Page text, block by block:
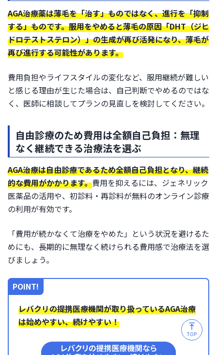
AGA治療薬は薄毛を「治す」ものではなく、進行を「抑制
する」ものです。服用をやめると薄毛の原因「DHT（ジヒ
ドロテストステロン）」の生成が再び活発になり、薄毛が
再び進行する可能性があります。
費用負担やライフスタイルの変化など、服用継続が難しい
と感じる理由が生じた場合は、自己判断でやめるのではな
く、医師に相談してプランの見直しを検討してください。
自由診療のため費用は全額自己負担：無理
なく継続できる治療法を選ぶ
AGA治療は自由診療であるため全額自己負担となり、継続
的な費用がかかります。費用を抑えるには、ジェネリック
医薬品の活用や、初診料・再診料が無料のオンライン診療
の利用が有効です。
「費用が続かなくて治療をやめた」という状況を避けるた
めにも、長期的に無理なく続けられる費用感で治療法を選
びましょう。
POINT!
レバクリの提携医療機関が取り扱っているAGA治療
は始めやすい、続けやすい！
TOP